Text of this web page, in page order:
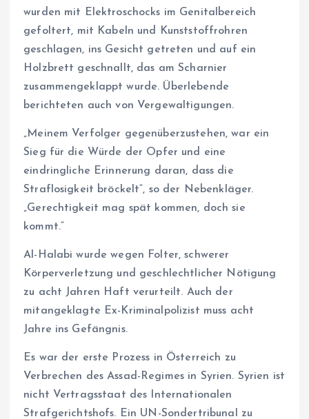
wurden mit Elektroschocks im Genitalbereich
gefoltert, mit Kabeln und Kunststoffrohren
geschlagen, ins Gesicht getreten und auf ein
Holzbrett geschnallt, das am Scharnier
zusammengeklappt wurde. Überlebende
berichteten auch von Vergewaltigungen.
„Meinem Verfolger gegenüberzustehen, war ein
Sieg für die Würde der Opfer und eine
eindringliche Erinnerung daran, dass die
Straflosigkeit bröckelt“, so der Nebenkläger.
„Gerechtigkeit mag spät kommen, doch sie
kommt.“
Al-Halabi wurde wegen Folter, schwerer
Körperverletzung und geschlechtlicher Nötigung
zu acht Jahren Haft verurteilt. Auch der
mitangeklagte Ex-Kriminalpolizist muss acht
Jahre ins Gefängnis.
Es war der erste Prozess in Österreich zu
Verbrechen des Assad-Regimes in Syrien. Syrien ist
nicht Vertragsstaat des Internationalen
Strafgerichtshofs. Ein UN-Sondertribunal zu